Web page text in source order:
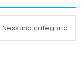
Nessuna categoria